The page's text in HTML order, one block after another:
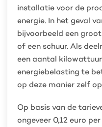
installatie voor de
energie. In het geval
bijvoorbeeld een
of een schuur. Als
een aantal
energiebelasting te
op deze manier zelf
Op basis van de
ongeveer 0,12 euro